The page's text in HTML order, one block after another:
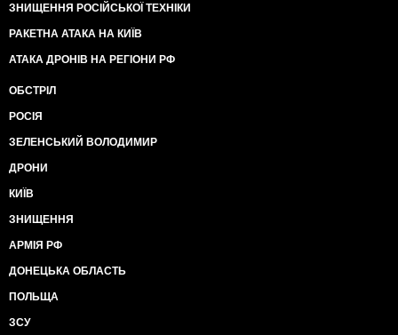
ЗНИЩЕННЯ РОСІЙСЬКОЇ ТЕХНІКИ
РАКЕТНА АТАКА НА КИЇВ
АТАКА ДРОНІВ НА РЕГІОНИ РФ
ОБСТРІЛ
РОСІЯ
ЗЕЛЕНСЬКИЙ ВОЛОДИМИР
ДРОНИ
КИЇВ
ЗНИЩЕННЯ
АРМІЯ РФ
ДОНЕЦЬКА ОБЛАСТЬ
ПОЛЬЩА
ЗСУ